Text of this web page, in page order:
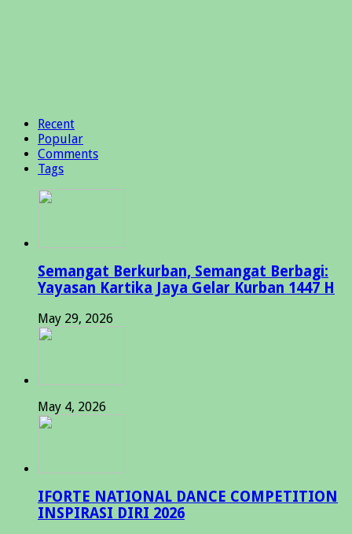
Recent
Popular
Comments
Tags
Semangat Berkurban, Semangat Berbagi:
Yayasan Kartika Jaya Gelar Kurban 1447 H
May 29, 2026
May 4, 2026
IFORTE NATIONAL DANCE COMPETITION
INSPIRASI DIRI 2026